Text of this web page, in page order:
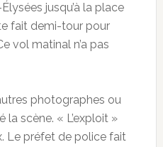
jusqu’à la place
fait demi-tour pour
vol matinal n’a pas
photographes ou
la scène. « L’exploit »
Le préfet de police fait